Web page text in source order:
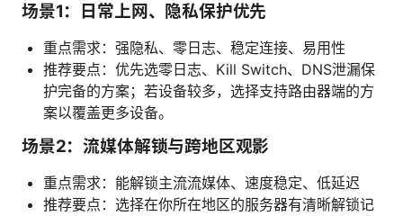
场景1：日常上网、隐私保护优先
重点需求：强隐私、零日志、稳定连接、易用性
推荐要点：优先选零日志、Kill Switch、DNS泄漏保
护完备的方案；若设备较多，选择支持路由器端的方
案以覆盖更多设备。
场景2：流媒体解锁与跨地区观影
重点需求：能解锁主流流媒体、速度稳定、低延迟
推荐要点：选择在你所在地区的服务器有清晰解锁记